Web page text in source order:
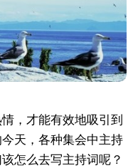
，才能有效地吸引到
天，各种集会中主持
怎么去写主持词呢？